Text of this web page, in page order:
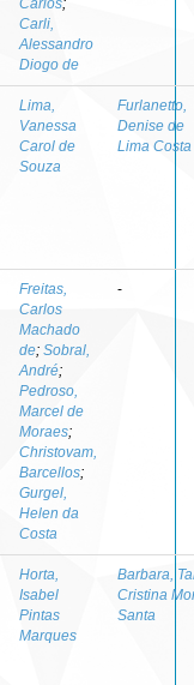
Carli,
Alessandro
Diogo de
Lima,
Vanessa
Carol de
Souza
Furlanetto,
Denise de
Lima Costa
Freitas,
Carlos
Machado
de; Sobral,
André;
Pedroso,
Marcel de
Moraes;
Christovam,
Barcellos;
Gurgel,
Helen da
Costa
-
Horta,
Isabel
Pintas
Marques
Barbara,
Cristina
Santa